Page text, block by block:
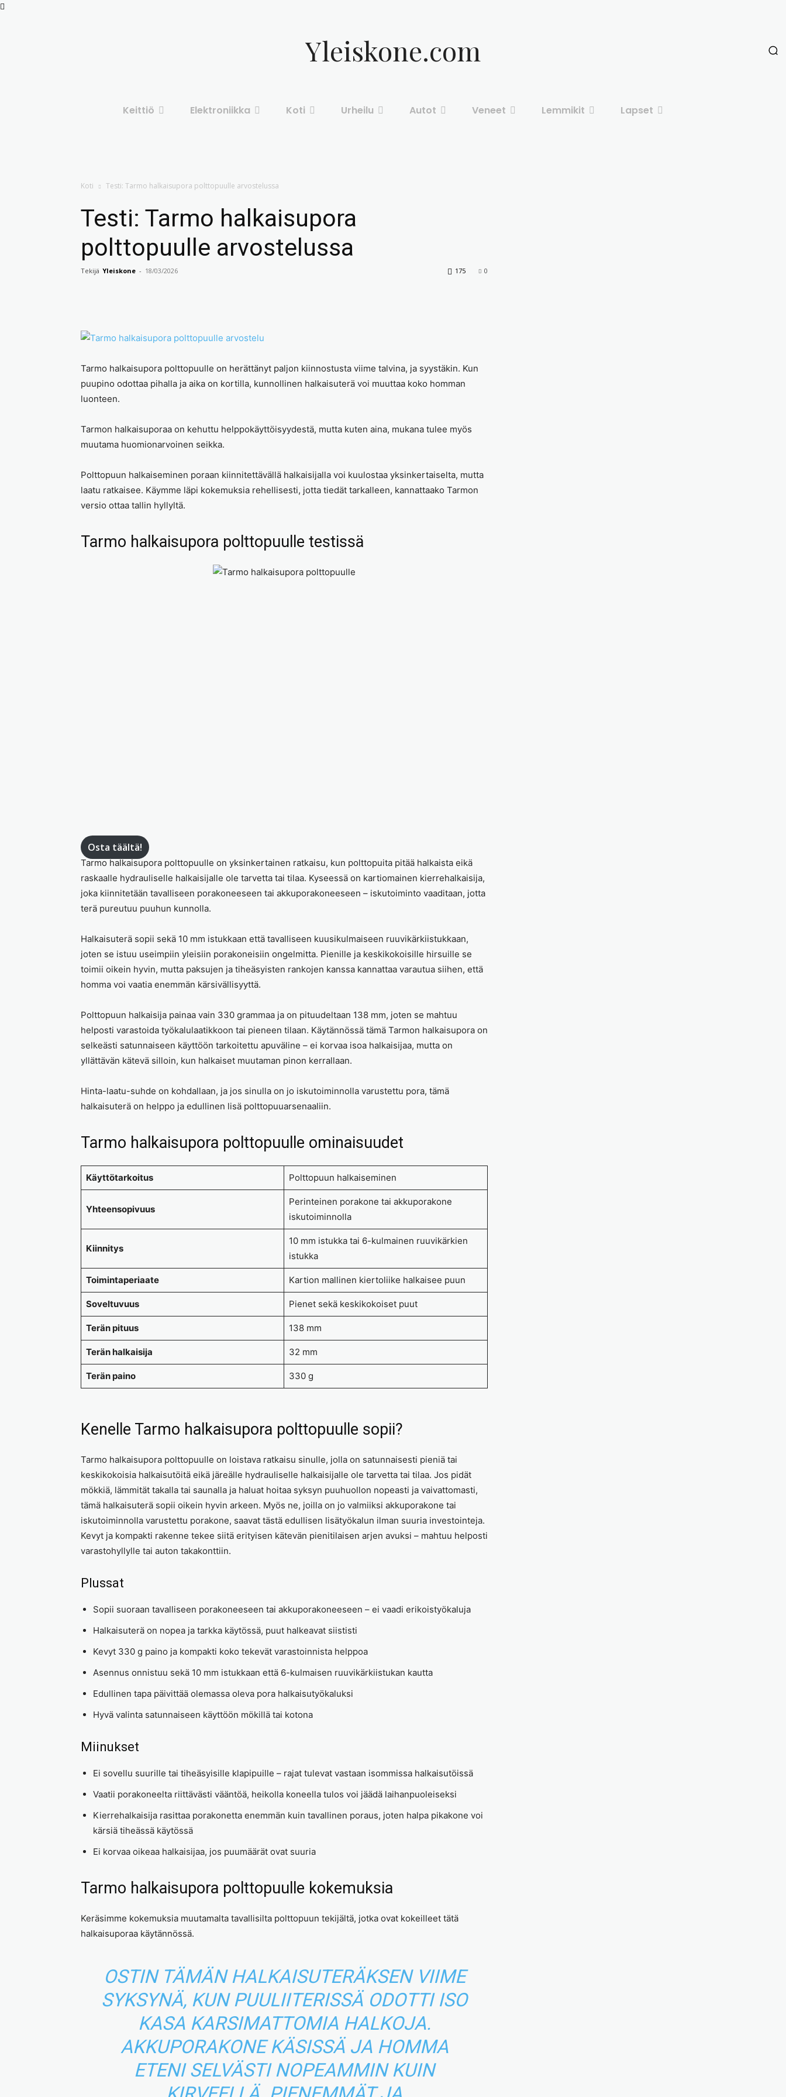
Yleiskone.com
Keittiö Elektroniikka Koti Urheilu Autot Veneet Lemmikit Lapset
Koti Testi: Tarmo halkaisupora polttopuulle arvostelussa
Testi: Tarmo halkaisupora
polttopuulle arvostelussa
Tekijä Yleiskone - 18/03/2026 0
175
Tarmo halkaisupora polttopuulle on herättänyt paljon kiinnostusta viime talvina, ja syystäkin. Kun
puupino odottaa pihalla ja aika on kortilla, kunnollinen halkaisuterä voi muuttaa koko homman
luonteen.
Tarmon halkaisuporaa on kehuttu helppokäyttöisyydestä, mutta kuten aina, mukana tulee myös
muutama huomionarvoinen seikka.
Polttopuun halkaiseminen poraan kiinnitettävällä halkaisijalla voi kuulostaa yksinkertaiselta, mutta
laatu ratkaisee. Käymme läpi kokemuksia rehellisesti, jotta tiedät tarkalleen, kannattaako Tarmon
versio ottaa tallin hyllyltä.
Tarmo halkaisupora polttopuulle testissä
Osta täältä!
Tarmo halkaisupora polttopuulle on yksinkertainen ratkaisu, kun polttopuita pitää halkaista eikä
raskaalle hydrauliselle halkaisijalle ole tarvetta tai tilaa. Kyseessä on kartiomainen kierrehalkaisija,
joka kiinnitetään tavalliseen porakoneeseen tai akkuporakoneeseen – iskutoiminto vaaditaan, jotta
terä pureutuu puuhun kunnolla.
Halkaisuterä sopii sekä 10 mm istukkaan että tavalliseen kuusikulmaiseen ruuvikärkiistukkaan,
joten se istuu useimpiin yleisiin porakoneisiin ongelmitta. Pienille ja keskikokoisille hirsuille se
toimii oikein hyvin, mutta paksujen ja tiheäsyisten rankojen kanssa kannattaa varautua siihen, että
homma voi vaatia enemmän kärsivällisyyttä.
Polttopuun halkaisija painaa vain 330 grammaa ja on pituudeltaan 138 mm, joten se mahtuu
helposti varastoida työkalulaatikkoon tai pieneen tilaan. Käytännössä tämä Tarmon halkaisupora on
selkeästi satunnaiseen käyttöön tarkoitettu apuväline – ei korvaa isoa halkaisijaa, mutta on
yllättävän kätevä silloin, kun halkaiset muutaman pinon kerrallaan.
Hinta-laatu-suhde on kohdallaan, ja jos sinulla on jo iskutoiminnolla varustettu pora, tämä
halkaisuterä on helppo ja edullinen lisä polttopuuarsenaaliin.
Tarmo halkaisupora polttopuulle ominaisuudet
Käyttötarkoitus Polttopuun halkaiseminen
Yhteensopivuus
Perinteinen porakone tai akkuporakone
iskutoiminnolla
Kiinnitys
10 mm istukka tai 6-kulmainen ruuvikärkien
istukka
Toimintaperiaate Kartion mallinen kiertoliike halkaisee puun
Soveltuvuus Pienet sekä keskikokoiset puut
Terän pituus 138 mm
Terän halkaisija 32 mm
Terän paino 330 g
Kenelle Tarmo halkaisupora polttopuulle sopii?
Tarmo halkaisupora polttopuulle on loistava ratkaisu sinulle, jolla on satunnaisesti pieniä tai
keskikokoisia halkaisutöitä eikä järeälle hydrauliselle halkaisijalle ole tarvetta tai tilaa. Jos pidät
mökkiä, lämmität takalla tai saunalla ja haluat hoitaa syksyn puuhuollon nopeasti ja vaivattomasti,
tämä halkaisuterä sopii oikein hyvin arkeen. Myös ne, joilla on jo valmiiksi akkuporakone tai
iskutoiminnolla varustettu porakone, saavat tästä edullisen lisätyökalun ilman suuria investointeja.
Kevyt ja kompakti rakenne tekee siitä erityisen kätevän pienitilaisen arjen avuksi – mahtuu helposti
varastohyllylle tai auton takakonttiin.
Plussat
Sopii suoraan tavalliseen porakoneeseen tai akkuporakoneeseen – ei vaadi erikoistyökaluja
Halkaisuterä on nopea ja tarkka käytössä, puut halkeavat siististi
Kevyt 330 g paino ja kompakti koko tekevät varastoinnista helppoa
Asennus onnistuu sekä 10 mm istukkaan että 6-kulmaisen ruuvikärkiistukan kautta
Edullinen tapa päivittää olemassa oleva pora halkaisutyökaluksi
Hyvä valinta satunnaiseen käyttöön mökillä tai kotona
Miinukset
Ei sovellu suurille tai tiheäsyisille klapipuille – rajat tulevat vastaan isommissa halkaisutöissä
Vaatii porakoneelta riittävästi vääntöä, heikolla koneella tulos voi jäädä laihanpuoleiseksi
Kierrehalkaisija rasittaa porakonetta enemmän kuin tavallinen poraus, joten halpa pikakone voi
kärsiä tiheässä käytössä
Ei korvaa oikeaa halkaisijaa, jos puumäärät ovat suuria
Tarmo halkaisupora polttopuulle kokemuksia
Keräsimme kokemuksia muutamalta tavallisilta polttopuun tekijältä, jotka ovat kokeilleet tätä
halkaisuporaa käytännössä.
OSTIN TÄMÄN HALKAISUTERÄKSEN VIIME
SYKSYNÄ, KUN PUULIITERISSÄ ODOTTI ISO
KASA KARSIMATTOMIA HALKOJA.
AKKUPORAKONE KÄSISSÄ JA HOMMA
ETENI SELVÄSTI NOPEAMMIN KUIN